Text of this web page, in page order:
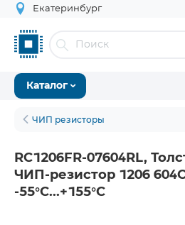
Екатеринбург
Каталог
ЧИП резисторы
RC1206FR-07604RL,
ЧИП-резистор 1206
-55°С...+155°С